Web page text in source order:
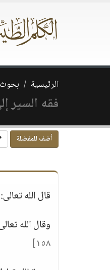
الرئيسية بحوث
فقه السير
أضف للمفضلة
قال الله تعالى:
وقال الله
١٥٨]